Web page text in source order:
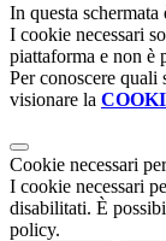
In questa
I cookie necessari
piattaforma e non è
Per conoscere quali
visionare la
Cookie necessari
I cookie necessari
disabilitati. È
policy.